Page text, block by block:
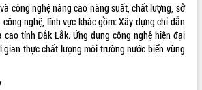
Minh
công với
thiết chế
công nghệ nâng cao năng suất, chất lượng, sở
nghệ, lĩnh vực khác gồm: Xây dựng chỉ dẫn
cao tỉnh Đắk Lắk. Ứng dụng công nghệ hiện đại
thực chất lượng môi trường nước biển vùng